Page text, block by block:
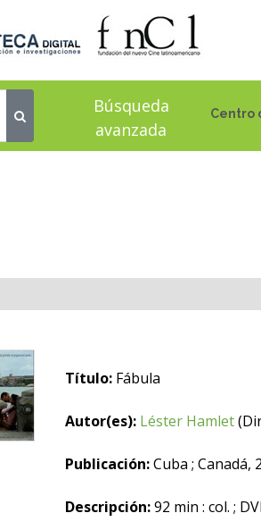
Centro
Búsqueda
avanzada
Título: Fábula
Autor(es): Léster Hamlet
Publicación:Cuba ; Canadá,
Descripción:92 min : col. ;